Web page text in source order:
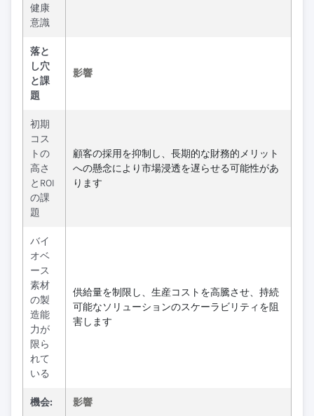
健康
意識
落と
し穴
と課
題
影響
初期
コス
トの
高さ
とROI
の課
題
顧客の採用を抑制し、長期的な財務的メリット
への懸念により市場浸透を遅らせる可能性があ
ります
バイ
オベ
ース
素材
の製
造能
力が
限ら
れて
いる
供給量を制限し、生産コストを高騰させ、持続
可能なソリューションのスケーラビリティを阻
害します
機会: 影響